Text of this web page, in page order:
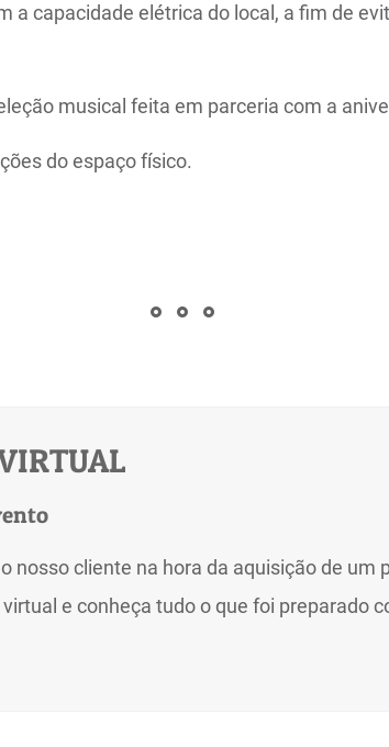
capacidade elétrica do local, a fim de
musical feita em parceria com a
do espaço físico.
nosso cliente na hora da aquisição de um
e conheça tudo o que foi preparado